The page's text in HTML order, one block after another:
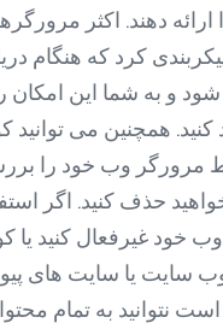
دهند. اکثر
کرد که هنگام
شود و به شما این
کنید. همچنین می
مرورگر وب خود را
حذف کنید. اگر
خود غیرفعال کنید یا
سایت یا سایت های
نتوانید به تمام